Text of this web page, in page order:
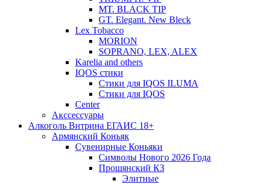
MT. BLACK TIP
GT. Elegant. New Bleck
Lex Tobacco
MORION
SOPRANO, LEX, ALEX
Karelia and others
IQOS стики
Стики для IQOS ILUMA
Стики для IQOS
Сenter
Акссессуары
Алкоголь Витрина ЕГАИС 18+
Армянский Коньяк
Сувенирные Коньяки
Символы Нового 2026 Года
Прошянский КЗ
Элитные